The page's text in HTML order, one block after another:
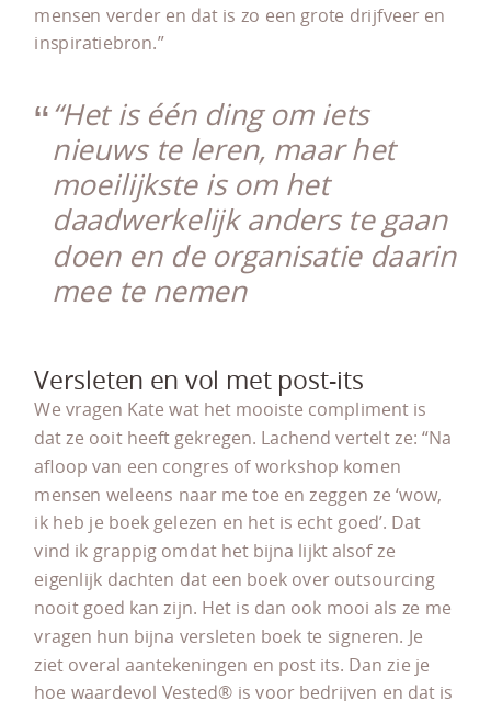
mensen verder en dat is zo een grote drijfveer en
inspiratiebron.”
“Het is één ding om iets
nieuws te leren, maar het
moeilijkste is om het
daadwerkelijk anders te gaan
doen en de organisatie daarin
mee te nemen
Versleten en vol met post-its
We vragen Kate wat het mooiste compliment is
dat ze ooit heeft gekregen. Lachend vertelt ze: “Na
afloop van een congres of workshop komen
mensen weleens naar me toe en zeggen ze ‘wow,
ik heb je boek gelezen en het is echt goed’. Dat
vind ik grappig omdat het bijna lijkt alsof ze
eigenlijk dachten dat een boek over outsourcing
nooit goed kan zijn. Het is dan ook mooi als ze me
vragen hun bijna versleten boek te signeren. Je
ziet overal aantekeningen en post its. Dan zie je
hoe waardevol Vested® is voor bedrijven en dat is